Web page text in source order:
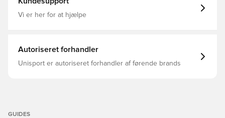
Vi er her for at hjælpe
Autoriseret forhandler
Unisport er autoriseret forhandler af førende brands
GUIDES